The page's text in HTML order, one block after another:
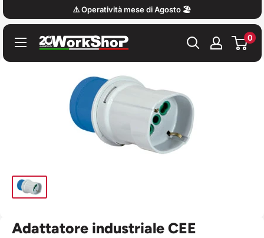
al
contenuto
⚠️ Operatività mese di Agosto 🏖️
Work
0
Adattatore industriale CEE